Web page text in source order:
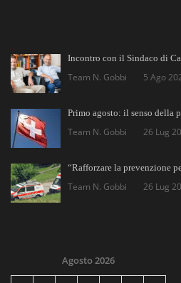
Incontro con il Sindaco di
Team N. Gobbi 5 Ago
Primo agosto: il senso della
Team N. Gobbi 26 Lug
“Rafforzare la prevenzione
Team N. Gobbi 26 Lug
Agosto 2026